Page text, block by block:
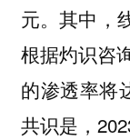
元。其中，
根据灼识咨
的渗透率将
共识是，